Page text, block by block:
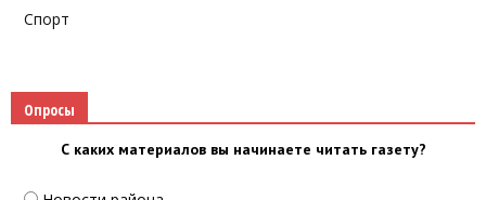
Спорт
Опросы
С каких материалов вы начинаете читать газету?